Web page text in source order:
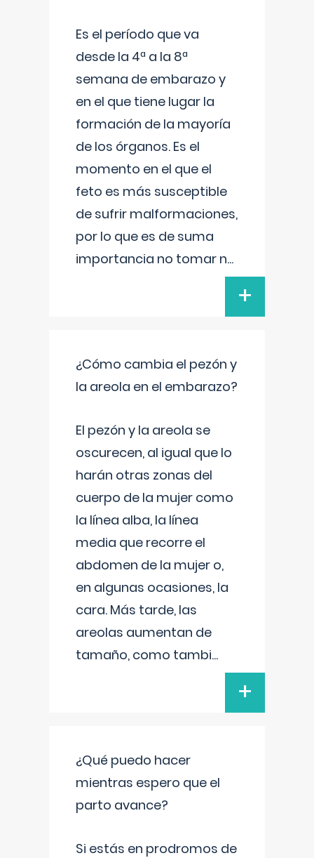
Es el período que va
desde la 4ª a la 8ª
semana de embarazo y
en el que tiene lugar la
formación de la mayoría
de los órganos. Es el
momento en el que el
feto es más susceptible
de sufrir malformaciones,
por lo que es de suma
importancia no tomar n...
+
¿Cómo cambia el pezón y
la areola en el embarazo?
El pezón y la areola se
oscurecen, al igual que lo
harán otras zonas del
cuerpo de la mujer como
la línea alba, la línea
media que recorre el
abdomen de la mujer o,
en algunas ocasiones, la
cara. Más tarde, las
areolas aumentan de
tamaño, como tambi...
+
¿Qué puedo hacer
mientras espero que el
parto avance?
Si estás en prodromos de